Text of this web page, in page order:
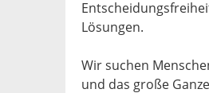
Lösungen.
Wir suchen
und das große